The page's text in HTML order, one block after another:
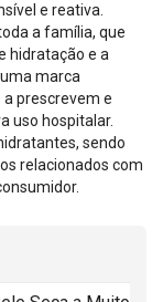
e reativa.
a família, que
hidratação e a
marca
prescrevem e
uso hospitalar.
sendo
relacionados com